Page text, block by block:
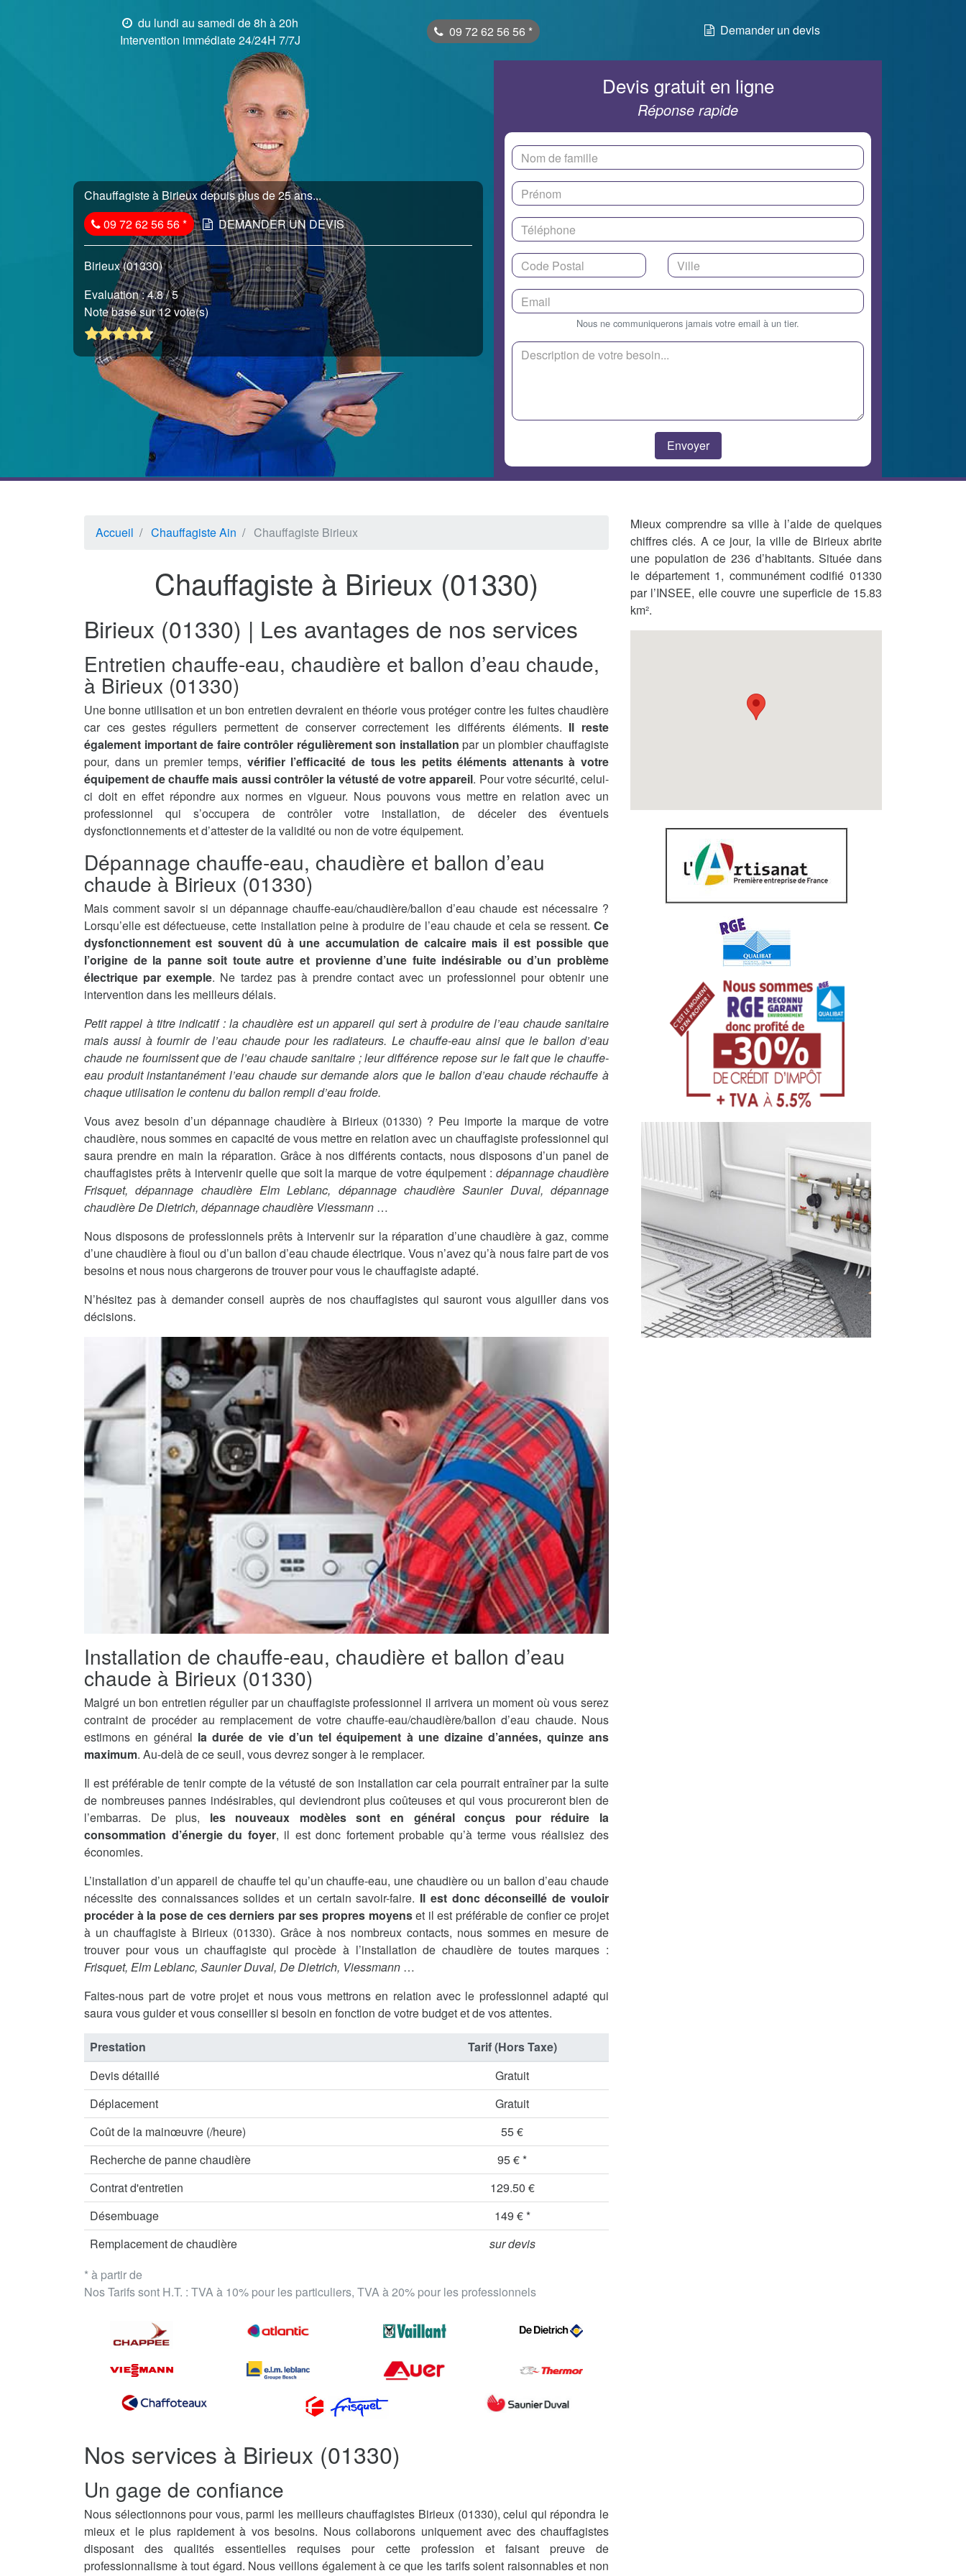
du lundi au samedi de 8h à 20h
Intervention immédiate 24/24H 7/7J
09 72 62 56 56 * Demander un devis
Chauffagiste à Birieux depuis plus de 25 ans...
09 72 62 56 56* DEMANDER UN DEVIS
Birieux (01330)
Evaluation :4.8/ 5
Note basé sur 12 vote(s)
Devis gratuit en ligne
Réponse rapide
Nous ne communiquerons jamais votre email à un tier.
Accueil Chauffagiste Ain Chauffagiste Birieux
Chauffagiste à Birieux (01330)
Birieux (01330) | Les avantages de nos services
Entretien chauffe-eau, chaudière et ballon d’eau chaude,
à Birieux (01330)
Une bonne utilisation et un bon entretien devraient en théorie vous protéger contre les fuites chaudière
car ces gestes réguliers permettent de conserver correctement les différents éléments. Il reste
également important de faire contrôler régulièrement son installation par un plombier chauffagiste
pour, dans un premier temps, vérifier l’efficacité de tous les petits éléments attenants à votre
équipement de chauffe mais aussi contrôler la vétusté de votre appareil. Pour votre sécurité, celui-
ci doit en effet répondre aux normes en vigueur. Nous pouvons vous mettre en relation avec un
professionnel qui s’occupera de contrôler votre installation, de déceler des éventuels
dysfonctionnements et d’attester de la validité ou non de votre équipement.
Dépannage chauffe-eau, chaudière et ballon d’eau
chaude à Birieux (01330)
Mais comment savoir si un dépannage chauffe-eau/chaudière/ballon d’eau chaude est nécessaire ?
Lorsqu’elle est défectueuse, cette installation peine à produire de l’eau chaude et cela se ressent. Ce
dysfonctionnement est souvent dû à une accumulation de calcaire mais il est possible que
l’origine de la panne soit toute autre et provienne d’une fuite indésirable ou d’un problème
électrique par exemple. Ne tardez pas à prendre contact avec un professionnel pour obtenir une
intervention dans les meilleurs délais.
Petit rappel à titre indicatif : la chaudière est un appareil qui sert à produire de l’eau chaude sanitaire
mais aussi à fournir de l’eau chaude pour les radiateurs. Le chauffe-eau ainsi que le ballon d’eau
chaude ne fournissent que de l’eau chaude sanitaire ; leur différence repose sur le fait que le chauffe-
eau produit instantanément l’eau chaude sur demande alors que le ballon d’eau chaude réchauffe à
chaque utilisation le contenu du ballon rempli d’eau froide.
Vous avez besoin d’un dépannage chaudière à Birieux (01330) ? Peu importe la marque de votre
chaudière, nous sommes en capacité de vous mettre en relation avec un chauffagiste professionnel qui
saura prendre en main la réparation. Grâce à nos différents contacts, nous disposons d’un panel de
chauffagistes prêts à intervenir quelle que soit la marque de votre équipement :dépannage chaudière
Frisquet, dépannage chaudière Elm Leblanc, dépannage chaudière Saunier Duval, dépannage
chaudière De Dietrich, dépannage chaudière Viessmann …
Nous disposons de professionnels prêts à intervenir sur la réparation d’une chaudière à gaz, comme
d’une chaudière à fioul ou d’un ballon d’eau chaude électrique. Vous n’avez qu’à nous faire part de vos
besoins et nous nous chargerons de trouver pour vous le chauffagiste adapté.
N’hésitez pas à demander conseil auprès de nos chauffagistes qui sauront vous aiguiller dans vos
décisions.
Installation de chauffe-eau, chaudière et ballon d’eau
chaude à Birieux (01330)
Malgré un bon entretien régulier par un chauffagiste professionnel il arrivera un moment où vous serez
contraint de procéder au remplacement de votre chauffe-eau/chaudière/ballon d’eau chaude. Nous
estimons en général la durée de vie d’un tel équipement à une dizaine d’années, quinze ans
maximum. Au-delà de ce seuil, vous devrez songer à le remplacer.
Il est préférable de tenir compte de la vétusté de son installation car cela pourrait entraîner par la suite
de nombreuses pannes indésirables, qui deviendront plus coûteuses et qui vous procureront bien de
l’embarras. De plus, les nouveaux modèles sont en général conçus pour réduire la
consommation d’énergie du foyer, il est donc fortement probable qu’à terme vous réalisiez des
économies.
L’installation d’un appareil de chauffe tel qu’un chauffe-eau, une chaudière ou un ballon d’eau chaude
nécessite des connaissances solides et un certain savoir-faire. Il est donc déconseillé de vouloir
procéder à la pose de ces derniers par ses propres moyenset il est préférable de confier ce projet
à un chauffagiste à Birieux (01330). Grâce à nos nombreux contacts, nous sommes en mesure de
trouver pour vous un chauffagiste qui procède à l’installation de chaudière de toutes marques :
Frisquet, Elm Leblanc, Saunier Duval, De Dietrich, Viessmann …
Faites-nous part de votre projet et nous vous mettrons en relation avec le professionnel adapté qui
saura vous guider et vous conseiller si besoin en fonction de votre budget et de vos attentes.
* à partir de
Nos Tarifs sont H.T. : TVA à 10% pour les particuliers, TVA à 20% pour les professionnels
Prestation
Tarif (Hors Taxe)
Devis détaillé
Gratuit
Déplacement
Gratuit
Coût de la mainœuvre (/heure)
55 €
Recherche de panne chaudière
95 € *
Contrat d'entretien
129.50 €
Désembuage
149 € *
Remplacement de chaudière
sur devis
Nos services à Birieux (01330)
Un gage de confiance
Nous sélectionnons pour vous, parmi les meilleurs chauffagistes Birieux (01330), celui qui répondra le
mieux et le plus rapidement à vos besoins. Nous collaborons uniquement avec des chauffagistes
disposant des qualités essentielles requises pour cette profession et faisant preuve de
professionnalisme à tout égard. Nous veillons également à ce que les tarifs soient raisonnables et non
Mieux comprendre sa ville à l’aide de quelques
chiffres clés. A ce jour, la ville de Birieux abrite
une population de 236 d’habitants. Située dans
le département 1, communément codifié 01330
par l’INSEE, elle couvre une superficie de 15.83
km².